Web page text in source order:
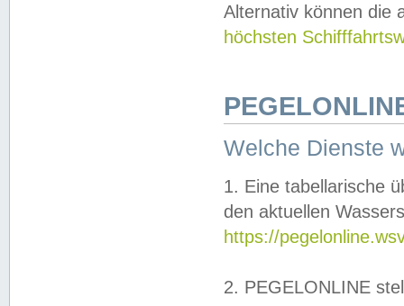
Alternativ können die
höchsten
Welche Dienste
1. Eine tabellarische
den aktuellen
https://
2. PEGELONLINE